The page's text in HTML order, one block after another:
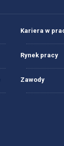
Kariera w
Rynek pracy
Zawody